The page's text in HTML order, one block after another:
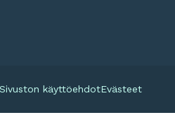
Sivuston käyttöehdotEvästeet